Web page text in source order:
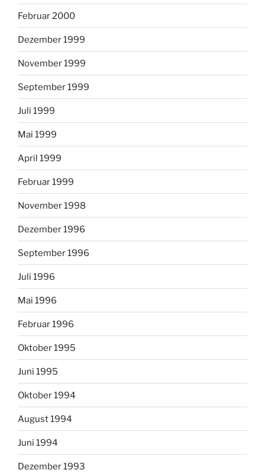
Februar 2000
Dezember 1999
November 1999
September 1999
Juli 1999
Mai 1999
April 1999
Februar 1999
November 1998
Dezember 1996
September 1996
Juli 1996
Mai 1996
Februar 1996
Oktober 1995
Juni 1995
Oktober 1994
August 1994
Juni 1994
Dezember 1993